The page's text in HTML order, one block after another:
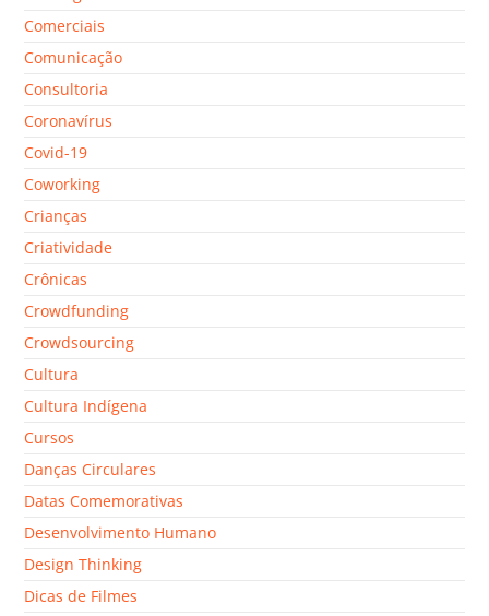
Comerciais
Comunicação
Consultoria
Coronavírus
Covid-19
Coworking
Crianças
Criatividade
Crônicas
Crowdfunding
Crowdsourcing
Cultura
Cultura Indígena
Cursos
Danças Circulares
Datas Comemorativas
Desenvolvimento Humano
Design Thinking
Dicas de Filmes